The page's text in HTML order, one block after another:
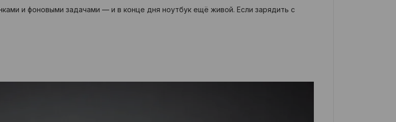
и фоновыми задачами — и в конце дня ноутбук ещё живой. Если зарядить с